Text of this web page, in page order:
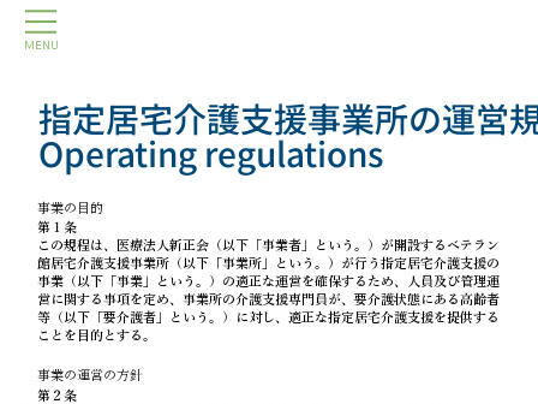
MENU
指定居宅介護支援事業所の運営
Operating regulations
事業の目的
第１条
この規程は、医療法人新正会（以下「事業者」という。）が開設するベテラン
館居宅介護支援事業所（以下「事業所」という。）が行う指定居宅介護支援の
事業（以下「事業」という。）の適正な運営を確保するため、人員及び管理運
営に関する事項を定め、事業所の介護支援専門員が、要介護状態にある高齢者
等（以下「要介護者」という。）に対し、適正な指定居宅介護支援を提供する
ことを目的とする。
事業の運営の方針
第２条